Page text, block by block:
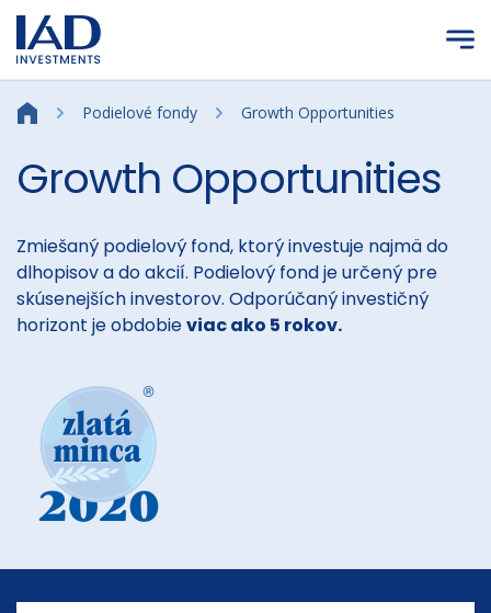
Prejsť na hlavný obsah
Podielové fondy Growth Opportunities
Growth Opportunities
Zmiešaný podielový fond, ktorý investuje najmä do
dlhopisov a do akcií. Podielový fond je určený pre
skúsenejších investorov. Odporúčaný investičný
horizont je obdobieviac ako 5 rokov.